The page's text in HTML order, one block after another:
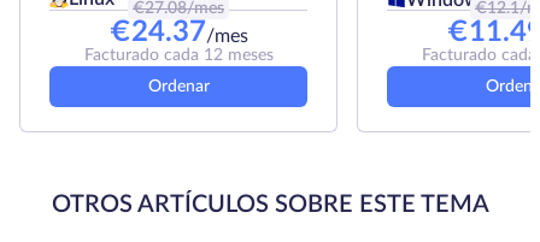
€27.08/mes
€24.37/mes
Facturado cada 12 meses
Ordenar
€12.1/
€
Facturado
OTROS ARTÍCULOS SOBRE ESTE TEMA